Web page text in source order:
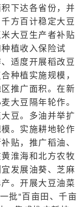
下达各省份，并
方百计稳定大豆
大豆生产者补贴
植收入保险试
适度开展稻改豆
种植实施规模，
推广面积。在新
大豆隔年轮作。
豆。多油并举扩
。实施耕地轮作
贴，推广稻油、
淮海和北方农牧
发展油葵、芝麻
。开展大豆油菜
批“百亩田、千亩